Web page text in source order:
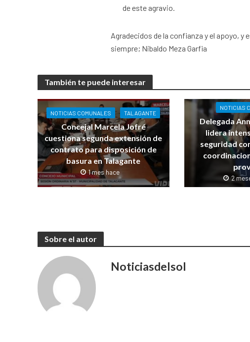
de este agravio.
Agradecidos de la confianza y el apoyo,
siempre; Nibaldo Meza Garfia
También te puede interesar
NOTICIAS COMUNALES TALAGANTE
Concejal Marcela Jofré
cuestiona segunda extensión de
contrato para disposición de
basura en Talagante
1 mes hace
NOTICIAS
Delegada
lidera
seguridad
2
Sobre el autor
Noticiasdelsol